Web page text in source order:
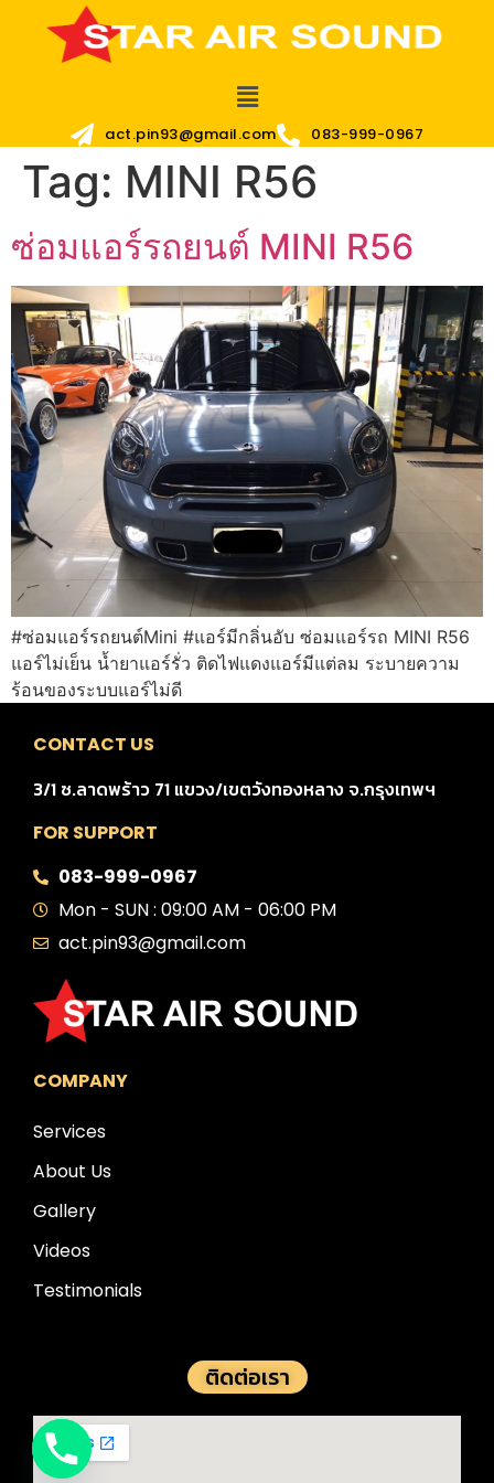
act.pin93@gmail.com 083-999-0967
Tag: MINI R56
ซ่อมแอร์รถยนต์ MINI R56
#ซ่อมแอร์รถยนต์Mini #แอร์มีกลิ่นอับ ซ่อมแอร์รถ MINI R56
แอร์ไม่เย็น น้ำยาแอร์รั่ว ติดไฟแดงแอร์มีแต่ลม ระบายความ
ร้อนของระบบแอร์ไม่ดี
CONTACT US
3/1 ซ.ลาดพร้าว 71 แขวง/เขตวังทองหลาง จ.กรุงเทพฯ
FOR SUPPORT
083-999-0967
Mon - SUN : 09:00 AM - 06:00 PM
act.pin93@gmail.com
COMPANY
Services
About Us
Gallery
Videos
Testimonials
ติดต่อเรา